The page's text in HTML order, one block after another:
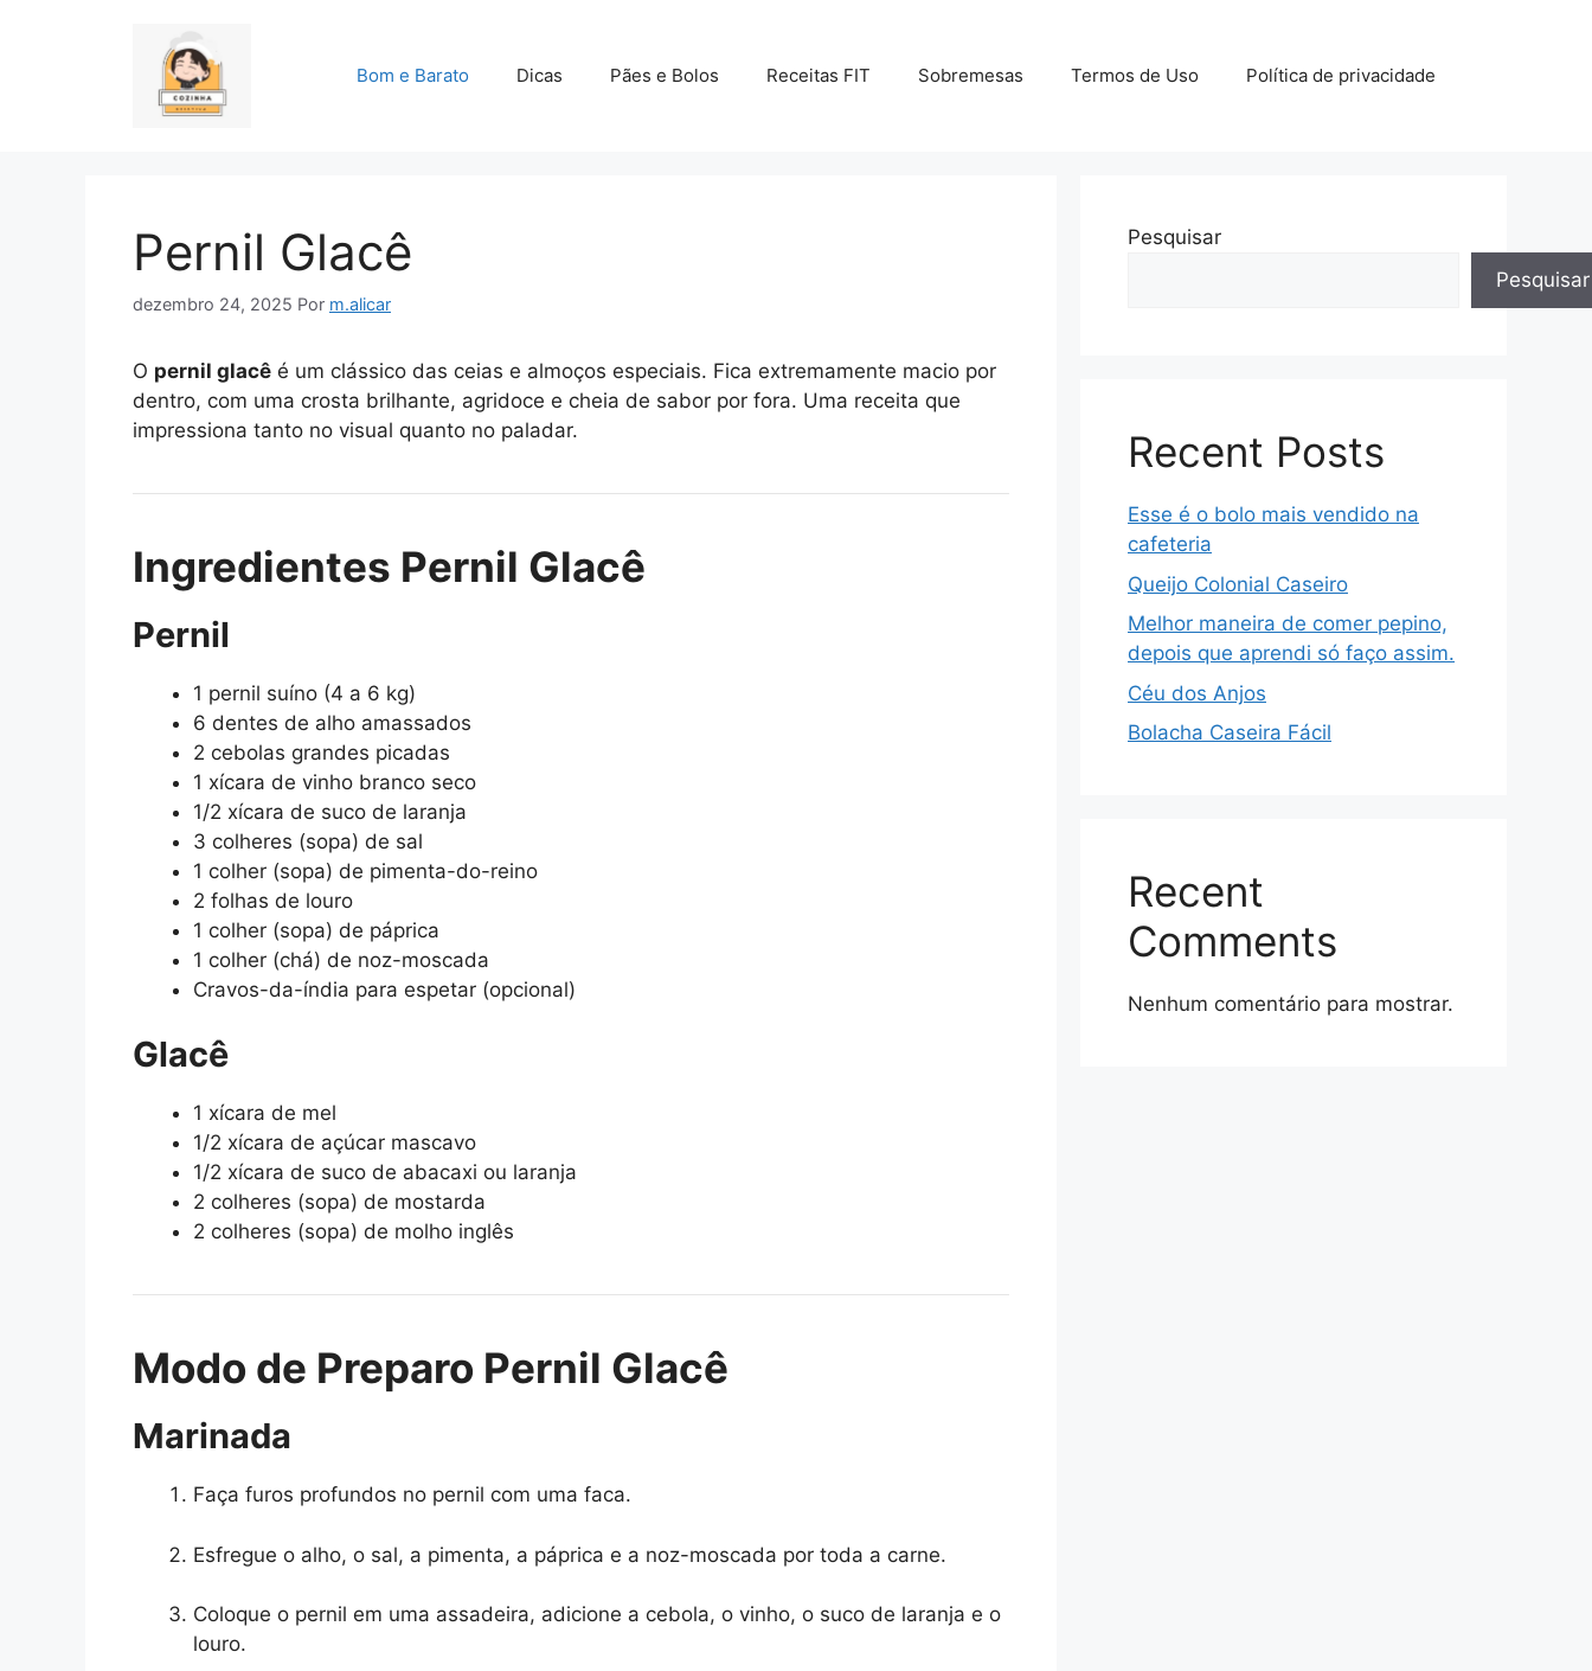
Bom e Barato Dicas Pães e Bolos Receitas FIT Sobremesas Termos de Uso Política de privacidade
Pernil Glacê
dezembro 24, 2025 Por m.alicar
O pernil glacê é um clássico das ceias e almoços especiais. Fica extremamente macio por
dentro, com uma crosta brilhante, agridoce e cheia de sabor por fora. Uma receita que
impressiona tanto no visual quanto no paladar.
Ingredientes Pernil Glacê
Pernil
1 pernil suíno (4 a 6 kg)
6 dentes de alho amassados
2 cebolas grandes picadas
1 xícara de vinho branco seco
1/2 xícara de suco de laranja
3 colheres (sopa) de sal
1 colher (sopa) de pimenta-do-reino
2 folhas de louro
1 colher (sopa) de páprica
1 colher (chá) de noz-moscada
Cravos-da-índia para espetar (opcional)
Glacê
1 xícara de mel
1/2 xícara de açúcar mascavo
1/2 xícara de suco de abacaxi ou laranja
2 colheres (sopa) de mostarda
2 colheres (sopa) de molho inglês
Modo de Preparo Pernil Glacê
Marinada
Faça furos profundos no pernil com uma faca.
Esfregue o alho, o sal, a pimenta, a páprica e a noz-moscada por toda a carne.
Coloque o pernil em uma assadeira, adicione a cebola, o vinho, o suco de laranja e o
louro.
Pesquisar
Pesquisar
Recent Posts
Esse é o bolo mais vendido na
cafeteria
Queijo Colonial Caseiro
Melhor maneira de comer pepino,
depois que aprendi só faço assim.
Céu dos Anjos
Bolacha Caseira Fácil
Recent
Comments
Nenhum comentário para mostrar.